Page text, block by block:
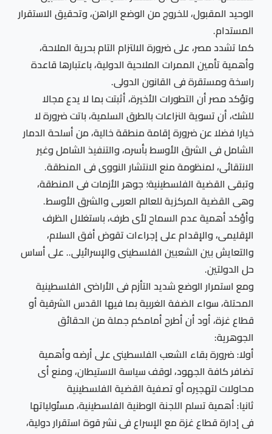
الوحيد المقبول، للخروج من الوضع الراهن، وتحقيق الاستقرار
المستدام.
كما تشدد مصر، على ضرورة الالتزام التام بحرية الملاحة،
وأهمية تأمين الممرات الملاحية الدولية، باعتبارها قاعدة
راسخة ومستقرة فى القانون الدولى.
وتؤكد مصر أن التطورات الأخيرة، أثبتت بما لا يدع مجالا
للشك، أن تسوية النزاعات بالطرق السلمية، باتت ضرورة لا
خيارا فضلا عن ضرورة إقامة منطقة خالية، من أسلحة الدمار
الشامل فى الشرق الأوسط بأسره، والتنفيذ الشامل وغير
الانتقائى، لمنظومة منع الانتشار النووى فى المنطقة.
وتبقى القضية الفلسطينية؛ جوهر الأزمات فى المنطقة،
وهى القضية المركزية للعالم العربى والشرق الأوسط.
وأؤكد أهمية عدم السماح لأى طرف، باستغلال الظرف
الإقليمى، والإقدام على إجراءات تقوض أفق السلام،
والتعايش بين الشعبين الفلسطينى والإسرائيلى.. على أساس
حل الدولتين.
ومع استمرار الوضع شديد التأزم فى الأراضى الفلسطينية
المحتلة، سواء الضفة الغربية بما فيها القدس الشرقية أو
قطاع غزة، أود أن أطرح أمامكم جملة من الحقائق
الجوهرية:
أولا: ضرورة بقاء الشعب الفلسطينى على أرضه وأهمية
تضافر كافة الجهود، لوقف سياسة الاستيطان، ومنع أى
محاولات لتهجيره أو تصفية القضية الفلسطينية
ثانيا: أهمية تسلم اللجنة الوطنية الفلسطينية، مسئولياتها
فى إدارة قطاع غزة مع الإسراع فى نشر قوة استقرار دولية،